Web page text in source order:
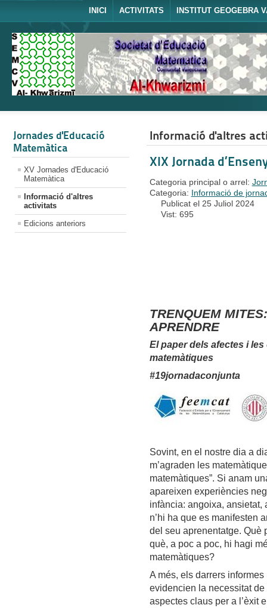
INICI ACTIVITATS INSTITUT GEOGEBRA
Jornades d'Educació
Matemàtica
XV Jornades d'Educació
Matemàtica
Informació d'altres
activitats
Edicions anteriors
Informació d'altres
XIX Jornada
Categoria principal o arrel:
Categoria: Informació de
Publicat el 25 Juliol 2024
Vist: 695
TRENQUEM
APRENDRE
El paper dels afectes i
matemàtiques
#19jornadaconjunta
Sovint, en el nostre dia a
m’agraden les
matemàtiques”. Si anam
apareixen experiències
infància: angoixa,
n’hi ha que es manifesten
del seu aprenentatge. Què
què, a poc a poc, hi hagi
matemàtiques?
A més, els darrers
evidencien la necessitat
aspectes claus per a l’èxit